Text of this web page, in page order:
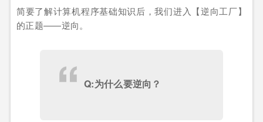
简要了解计算机程序基础知识后，我们进入【逆向工厂】
的正题——逆向。
Q:为什么要逆向？